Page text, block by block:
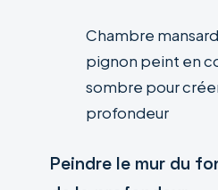
Chambre
pignon peint en
sombre pour
profondeur
Peindre le mur du